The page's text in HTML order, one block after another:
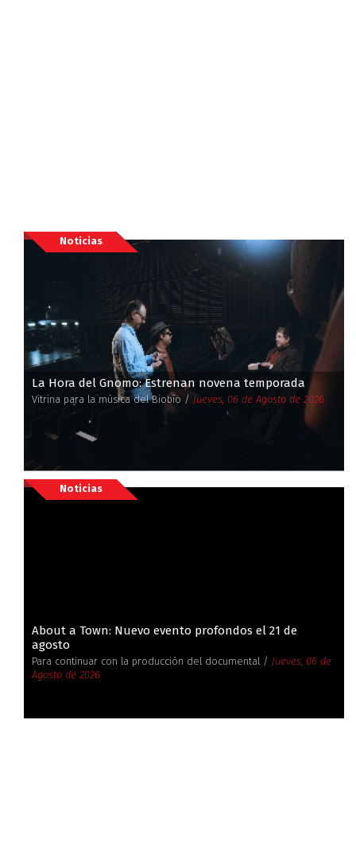
Noticias
La Hora del Gnomo: Estrenan novena temporada
Vitrina para la música del Biobío / Jueves, 06 de Agosto de 2026
Noticias
About a Town: Nuevo evento profondos el 21 de
agosto
Para continuar con la producción del documental / Jueves, 06 de
Agosto de 2026